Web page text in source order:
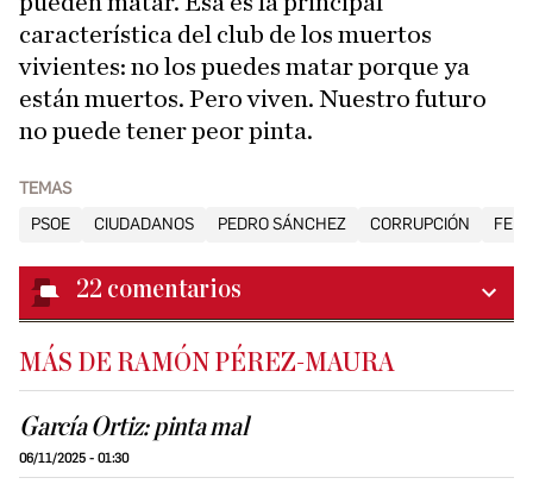
característica del club de los muertos
vivientes: no los puedes matar porque ya
están muertos. Pero viven. Nuestro futuro
no puede tener peor pinta.
TEMAS
PSOE
CIUDADANOS PEDRO SÁNCHEZ CORRUPCIÓN
22 comentarios
MÁS DE RAMÓN PÉREZ-MAURA
García Ortiz: pinta mal
06/11/2025 - 01:30